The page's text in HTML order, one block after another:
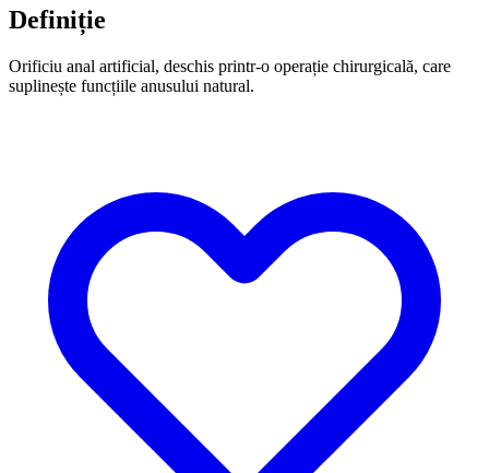
Definiție
Orificiu anal artificial, deschis printr-o operație chirurgicală, care
suplinește funcțiile anusului natural.